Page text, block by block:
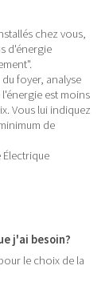
chez vous,
d'énergie
foyer, analyse
est moins
Vous lui indiquez
de
j'ai besoin?
le choix de la